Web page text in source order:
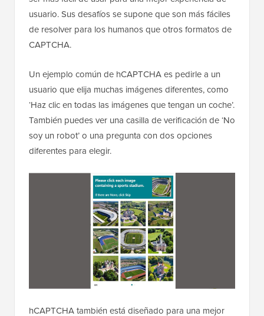
usuario. Sus desafíos se supone que son más fáciles
de resolver para los humanos que otros formatos de
CAPTCHA.
Un ejemplo común de hCAPTCHA es pedirle a un
usuario que elija muchas imágenes diferentes, como
‘Haz clic en todas las imágenes que tengan un coche’.
También puedes ver una casilla de verificación de ‘No
soy un robot’ o una pregunta con dos opciones
diferentes para elegir.
hCAPTCHA también está diseñado para una mejor